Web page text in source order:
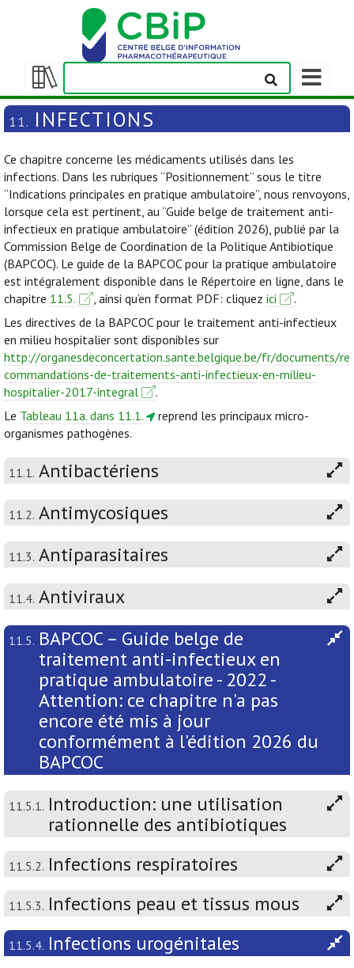
Afficher/masquer
la
table
matières
Afficher/
la
barre
navigation
11. INFECTIONS
Ce chapitre concerne les médicaments utilisés dans les
infections. Dans les rubriques “Positionnement” sous le titre
“Indications principales en pratique ambulatoire”, nous renvoyons,
lorsque cela est pertinent, au “Guide belge de traitement anti-
infectieux en pratique ambulatoire” (édition 2026), publié par la
Commission Belge de Coordination de la Politique Antibiotique
(BAPCOC). Le guide de la BAPCOC pour la pratique ambulatoire
est intégralement disponible dans le Répertoire en ligne, dans le
chapitre 11.5. , ainsi qu’en format PDF: cliquez ici
.
Les directives de la BAPCOC pour le traitement anti-infectieux
en milieu hospitalier sont disponibles sur
http://organesdeconcertation.sante.belgique.be/fr/documents/re
commandations-de-traitements-anti-infectieux-en-milieu-
hospitalier-2017-integral
.
Le Tableau 11a. dans 11.1.
reprend les principaux micro-
organismes pathogènes.
11.1. Antibactériens
11.2. Antimycosiques
11.3. Antiparasitaires
11.4. Antiviraux
11.5. BAPCOC – Guide belge de
traitement anti-infectieux en
pratique ambulatoire - 2022 -
Attention: ce chapitre n'a pas
encore été mis à jour
conformément à l'édition 2026 du
BAPCOC
11.5.1. Introduction: une utilisation
rationnelle des antibiotiques
11.5.2. Infections respiratoires
11.5.3. Infections peau et tissus mous
11.5.4. Infections urogénitales